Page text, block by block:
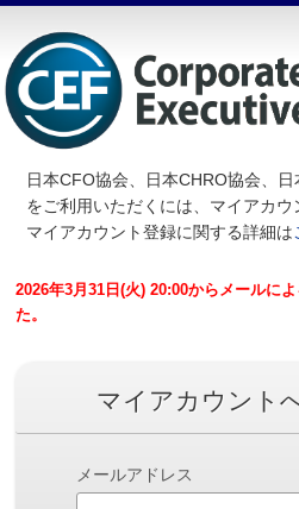
日本CFO協会、日本CHRO協会、
をご利用いただくには、マイアカウ
マイアカウント登録に関する詳細は
2026年3月31日(火) 20:00からメールに
た。
マイアカウント
メールアドレス